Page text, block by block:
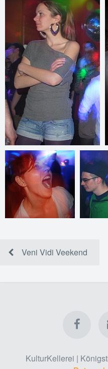
Veni Vidi Veekend
KulturKellerei |